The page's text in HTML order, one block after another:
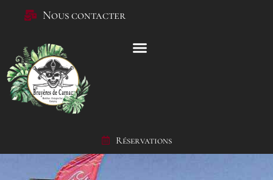
Nous contacter
Réservations